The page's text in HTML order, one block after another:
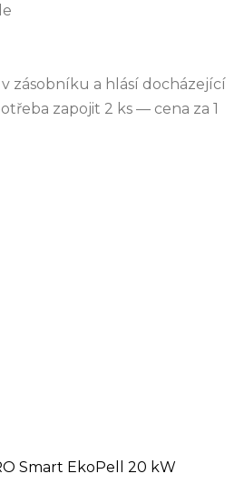
zásobníku a hlásí docházející
zapojit 2 ks — cena za 1
Smart EkoPell 20 kW